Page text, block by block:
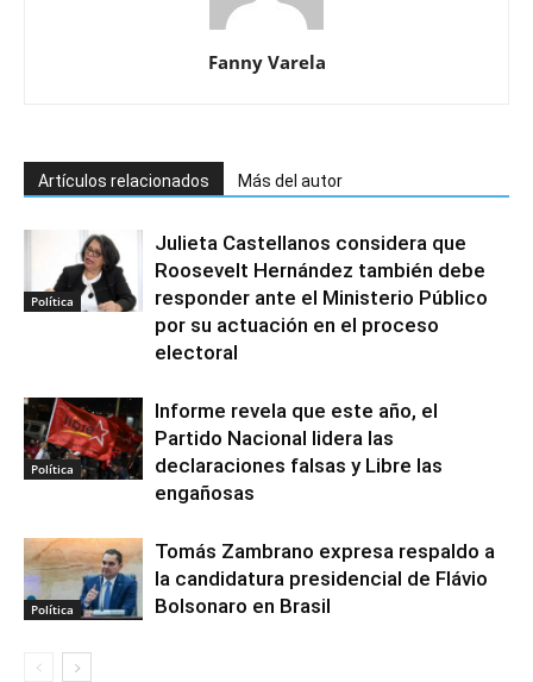
Fanny Varela
Artículos relacionados Más del autor
Política
Julieta Castellanos considera que
Roosevelt Hernández también debe
responder ante el Ministerio Público
por su actuación en el proceso
electoral
Política
Informe revela que este año, el
Partido Nacional lidera las
declaraciones falsas y Libre las
engañosas
Política
Tomás Zambrano expresa respaldo a
la candidatura presidencial de Flávio
Bolsonaro en Brasil